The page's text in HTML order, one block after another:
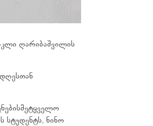
ღარიბაშვილის
სტუდენტს, ნინო